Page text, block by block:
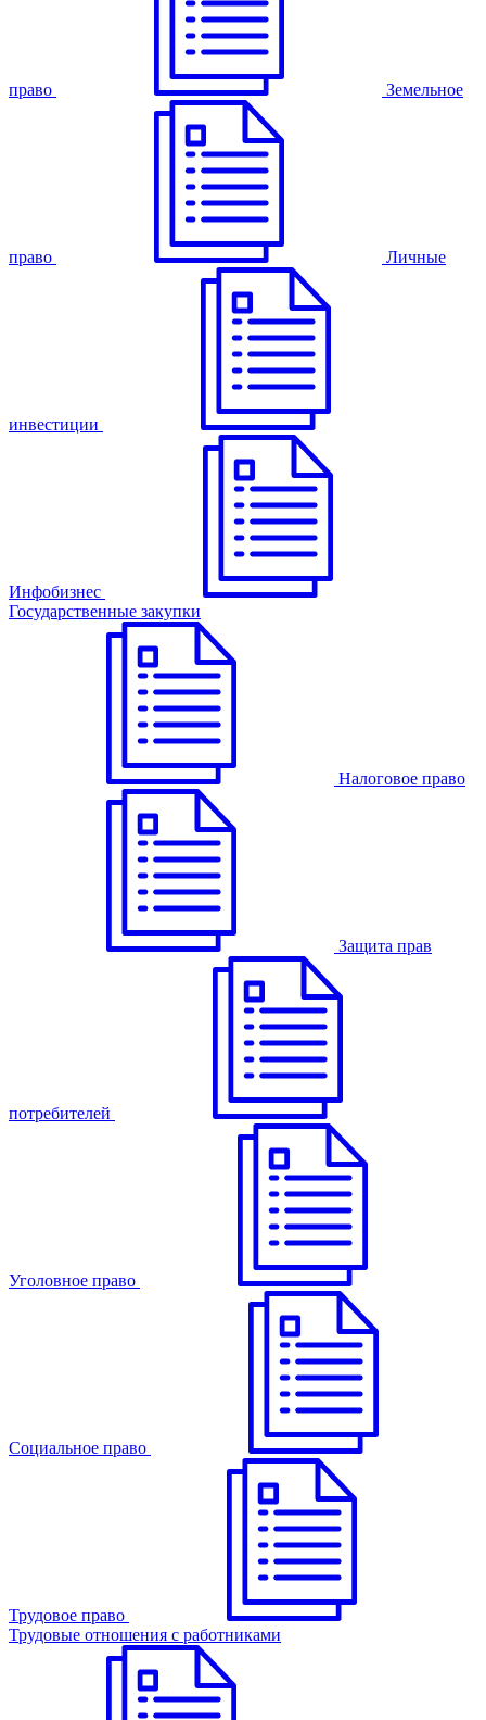
право Земельное
право Личные
инвестиции
Инфобизнес
Государственные закупки
Налоговое право
Защита прав
потребителей
Уголовное право
Cоциальное право
Трудовое право
Трудовые отношения с работниками